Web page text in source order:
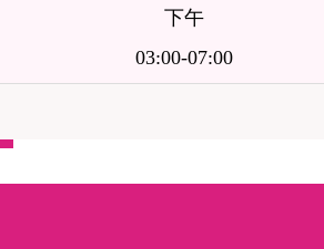
下午
03:00-07:00